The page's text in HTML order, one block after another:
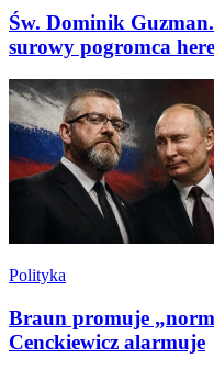
Św. Dominik
surowy pogromca
Polityka
Braun promuje
Cenckiewicz alarmuje